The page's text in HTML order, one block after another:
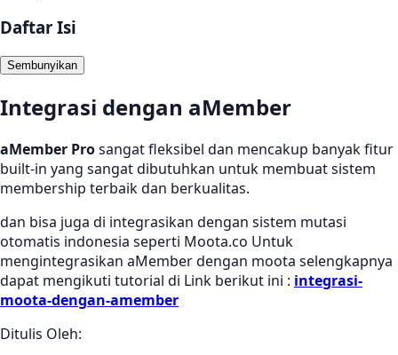
Daftar Isi
Sembunyikan
Integrasi dengan aMember
aMember Prosangat fleksibel dan mencakup banyak fitur
built-in yang sangat dibutuhkan untuk membuat sistem
membership terbaik dan berkualitas.
dan bisa juga di integrasikan dengan sistem mutasi
otomatis indonesia seperti Moota.co Untuk
mengintegrasikan aMember dengan moota selengkapnya
dapat mengikuti tutorial di Link berikut ini : integrasi-
moota-dengan-amember
Ditulis Oleh: